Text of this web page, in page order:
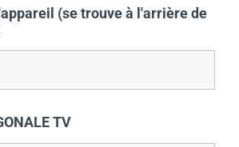
(se trouve à l'arrière de
TV